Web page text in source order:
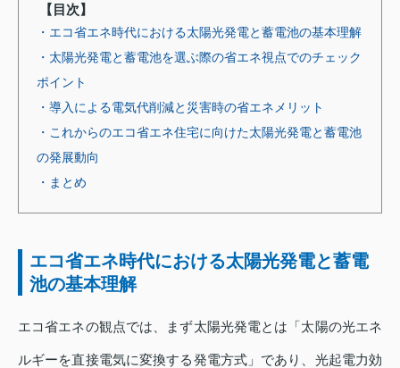
【目次】
・エコ省エネ時代における太陽光発電と蓄電池の基本理解
・太陽光発電と蓄電池を選ぶ際の省エネ視点でのチェック
ポイント
・導入による電気代削減と災害時の省エネメリット
・これからのエコ省エネ住宅に向けた太陽光発電と蓄電池
の発展動向
・まとめ
エコ省エネ時代における太陽光発電と蓄電
池の基本理解
エコ省エネの観点では、まず太陽光発電とは「太陽の光エネ
ルギーを直接電気に変換する発電方式」であり、光起電力効